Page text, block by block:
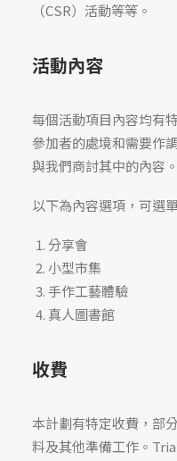
（CSR）活動等等。
活動內容
每個活動項目內容均有
參加者的處境和需要作
與我們商討其中的內容。
以下為內容選項，可選
分享會
小型市集
手作工藝體驗
真人圖書館
收費
本計劃有特定收費，部
料及其他準備工作。